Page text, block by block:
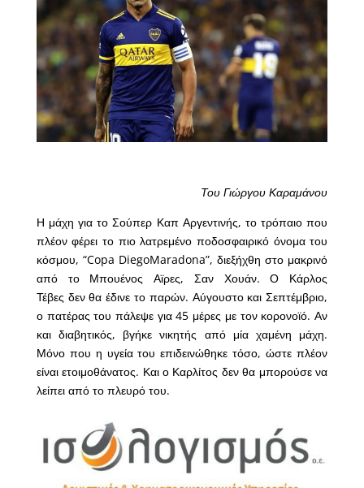
Του Γιώργου Καραμάνου
Η μάχη για το Σούπερ Καπ Αργεντινής, το τρόπαιο που
πλέον φέρει το πιο λατρεμένο ποδοσφαιρικό όνομα του
κόσμου, “Copa DiegoMaradona”, διεξήχθη στο μακρινό
από το Μπουένος Αϊρες, Σαν Χουάν. Ο Κάρλος
Τέβες δεν θα έδινε το παρών. Αύγουστο και Σεπτέμβριο,
ο πατέρας του πάλεψε για 45 μέρες με τον κορονοϊό. Αν
και διαβητικός, βγήκε νικητής από μία χαμένη μάχη.
Μόνο που η υγεία του επιδεινώθηκε τόσο, ώστε πλέον
είναι ετοιμοθάνατος. Και ο Καρλίτος δεν θα μπορούσε να
λείπει από το πλευρό του.